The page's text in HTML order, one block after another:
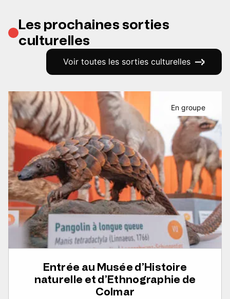
Les prochaines sorties
culturelles
Voir toutes les sorties culturelles
Entrée au Musée d’Histoire
naturelle et d’Ethnographie de
Colmar
En groupe